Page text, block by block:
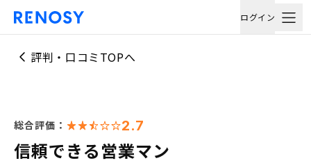
ログイン
評判・口コミTOPへ
総合評価： 2.7
信頼できる営業マン